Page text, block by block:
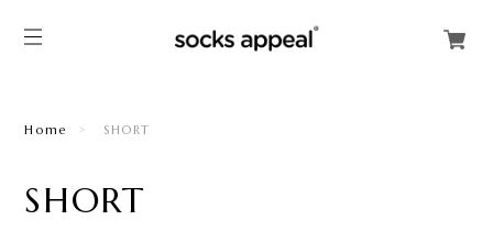
Home SHORT
SHORT